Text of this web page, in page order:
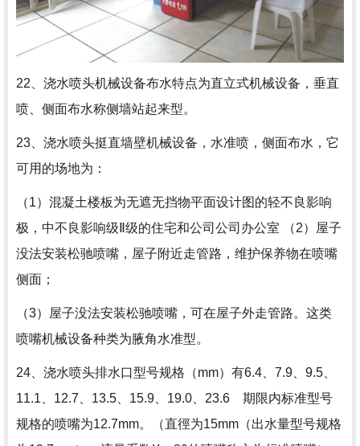
22、浇水喷头机械设备布水特点为直立式机械设备，垂直
喷、侧面布水称侧墙站起来型。
23、浇水喷头挺直墙壁机械设备，水准喷，侧面布水，它
可用的场地为：
（1）混凝土楼板为无遮无挡物平面设计图的轻不良影响
极，中不良影响级Ⅱ级的住宅和公司公司办公室 （2）屋子
没法安装松驰喷嘴，屋子附近走管路，维护保养物在喷嘴
侧面；
（3）屋子没法安装松驰喷嘴，可在屋子外走管路。这类
喷嘴机械设备种类为腋角水准型。
24、浇水喷头排水口型号规格（mm）有6.4、7.9、9.5、
11.1、12.7、13.5、15.9、19.0、23.6 期限内标准型号
规格的喷嘴为12.7mm。（直徑为15mm（出水量型号规格